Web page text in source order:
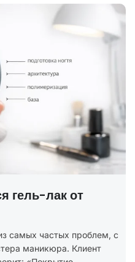
2025 —
национальный
бытовые.
технологических